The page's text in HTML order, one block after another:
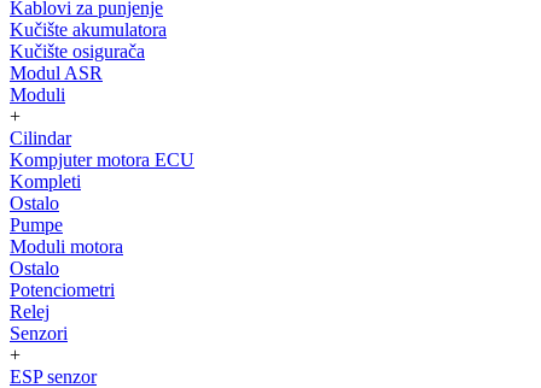
Kablovi za punjenje
Kučište akumulatora
Kučište osigurača
Modul ASR
Moduli
+
Cilindar
Kompjuter motora ECU
Kompleti
Ostalo
Pumpe
Moduli motora
Ostalo
Potenciometri
Relej
Senzori
+
ESP senzor